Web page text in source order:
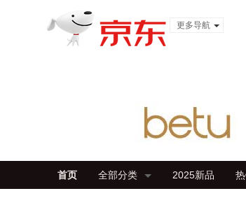
更多导航
首页 全部分类 2025新品